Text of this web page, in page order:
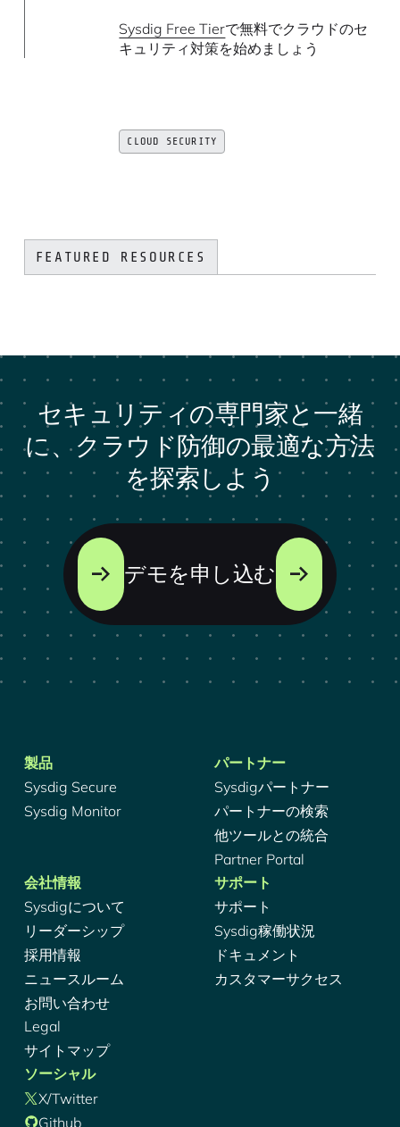
Sysdig Free Tierで無料でクラウドのセ
キュリティ対策を始めましょう
CLOUD SECURITY
FEATURED RESOURCES
セキュリティの専門家と一緒
に、クラウド防御の最適な方法
を探索しよう
デモを申し込む
製品
Sysdig Secure
Sysdig Monitor
パートナー
Sysdigパートナー
パートナーの検索
他ツールとの統合
Partner Portal
会社情報
Sysdigについて
リーダーシップ
採用情報
ニュースルーム
お問い合わせ
Legal
サイトマップ
サポート
サポート
Sysdig稼働状況
ドキュメント
カスタマーサクセス
ソーシャル
X/Twitter
Github